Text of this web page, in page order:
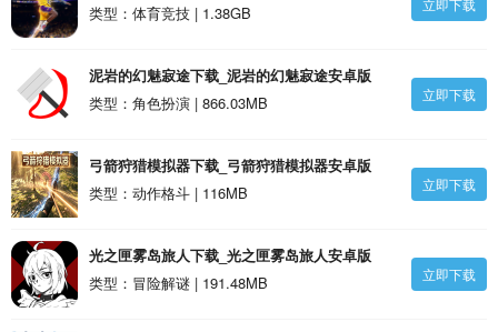
类型：体育竞技 | 1.38GB
立即下载
泥岩的幻魅寂途下载_泥岩的幻魅寂途安卓版
类型：角色扮演 | 866.03MB
立即下载
弓箭狩猎模拟器下载_弓箭狩猎模拟器安卓版
类型：动作格斗 | 116MB
立即下载
光之匣雾岛旅人下载_光之匣雾岛旅人安卓版
类型：冒险解谜 | 191.48MB
立即下载